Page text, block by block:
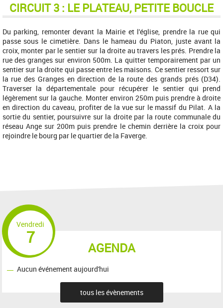
CIRCUIT 3 : LE PLATEAU, PETITE BOUCLE
Du parking, remonter devant la Mairie et l'église, prendre la rue qui
passe sous le cimetière. Dans le hameau du Piaton, juste avant la
croix, monter par le sentier sur la droite au travers les prés. Prendre la
rue des granges sur environ 500m. La quitter temporairement par un
sentier sur la droite qui passe entre les maisons. Ce sentier ressort sur
la rue des Granges en direction de la route des grands prés (D34).
Traverser la départementale pour récupérer le sentier qui prend
légèrement sur la gauche. Monter environ 250m puis prendre à droite
en direction du caveau, profiter de la vue sur le massif du Pilat. A la
sortie du sentier, poursuivre sur la droite par la route communale du
réseau Ange sur 200m puis prendre le chemin derrière la croix pour
rejoindre le bourg par le quartier de la Faverge.
AGENDA
Vendredi
7
Aucun événement aujourd'hui
tous les évènements